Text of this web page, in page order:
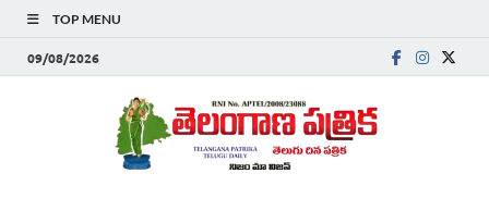
TOP MENU
09/08/2026